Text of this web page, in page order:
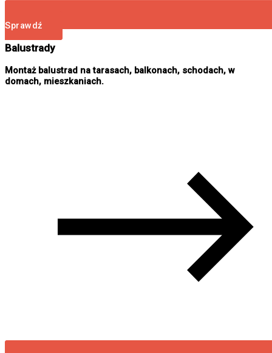
Sprawdź
Balustrady
Montaż balustrad na tarasach, balkonach, schodach, w
domach, mieszkaniach.